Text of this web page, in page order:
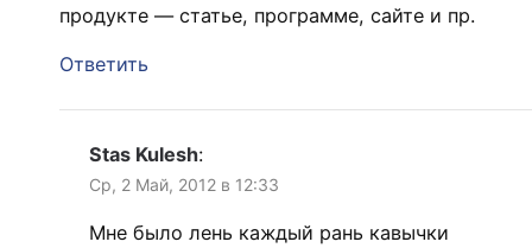
продукте — статье, программе, сайте и пр.
Ответить
Stas Kulesh:
Ср, 2 Май, 2012 в 12:33
Мне было лень каждый рань кавычки